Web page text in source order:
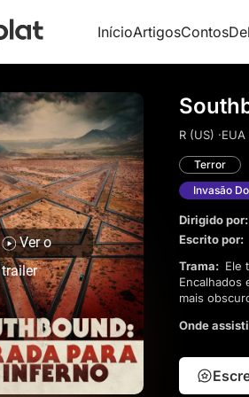
InícioArtigosContos
Ver o
trailer
R (US) ·EUA
Terror
Invasão
Dirigido por:
Escrito por:
Trama:
Encalhados
mais
os
suspense e
Onde